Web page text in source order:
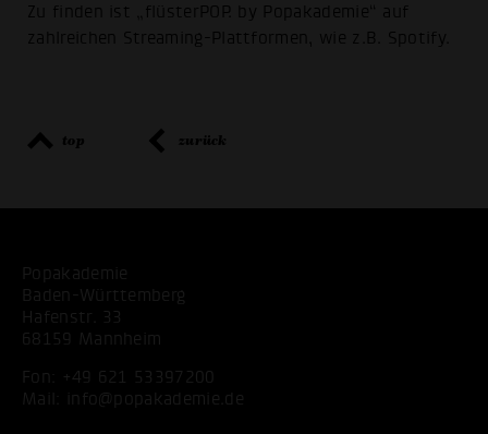
Zu finden ist „flüsterPOP. by Popakademie“ auf
zahlreichen Streaming-Plattformen, wie z.B. Spotify.
top zurück
Popakademie
Baden-Württemberg
Hafenstr. 33
68159 Mannheim
Fon:
+49 621 53397200
Mail:
info@popakademie.de